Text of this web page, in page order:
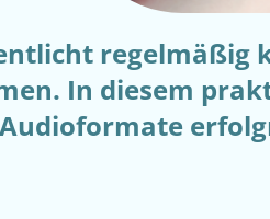
regelmäßig
In diesem